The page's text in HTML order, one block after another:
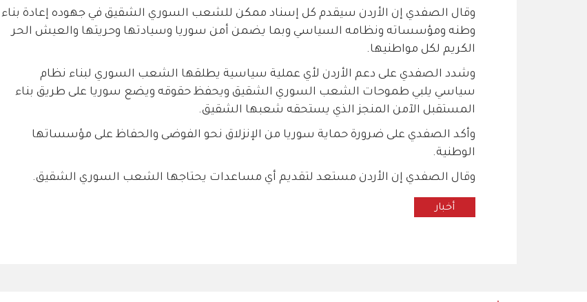
وقال الصفدي إن الأردن سيقدم كل إسناد ممكن للشعب السوري الشقيق في جهوده إعادة بناء
وطنه ومؤسساته ونظامه السياسي وبما يضمن أمن سوريا وسيادتها وحريتها والعيش الحر
الكريم لكل مواطنيها.
وشدد الصفدي على دعم الأردن لأي عملية سياسية يطلقها الشعب السوري لبناء نظام
سياسي يلبي طموحات الشعب السوري الشقيق ويحفظ حقوقه ويضع سوريا على طريق بناء
المستقبل الآمن المنجز الذي يستحقه شعبها الشقيق.
وأكد الصفدي على ضرورة حماية سوريا من الإنزلاق نحو الفوضى والحفاظ على مؤسساتها
الوطنية.
وقال الصفدي إن الأردن مستعد لتقديم أي مساعدات يحتاجها الشعب السوري الشقيق.
أخبار